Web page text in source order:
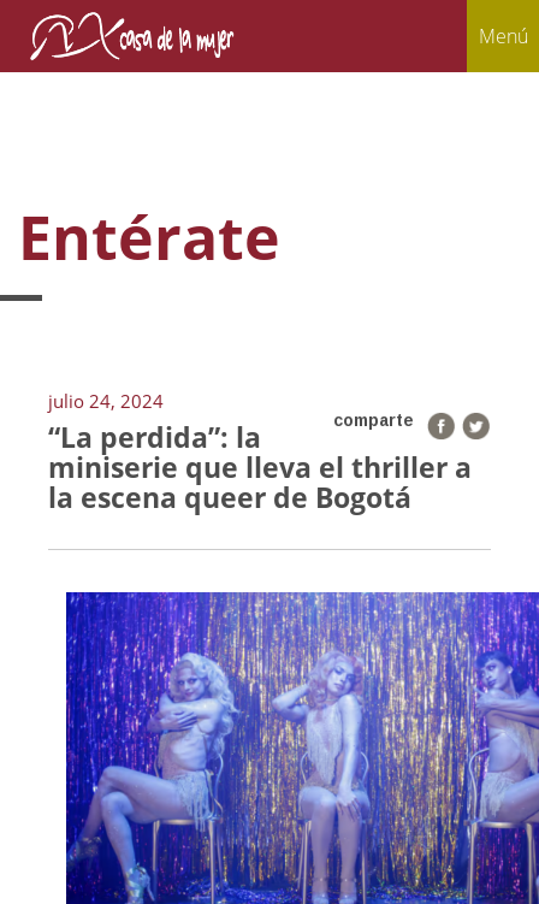
Menú
Entérate
julio 24, 2024
comparte
“La perdida”: la
miniserie que lleva el thriller a
la escena queer de Bogotá